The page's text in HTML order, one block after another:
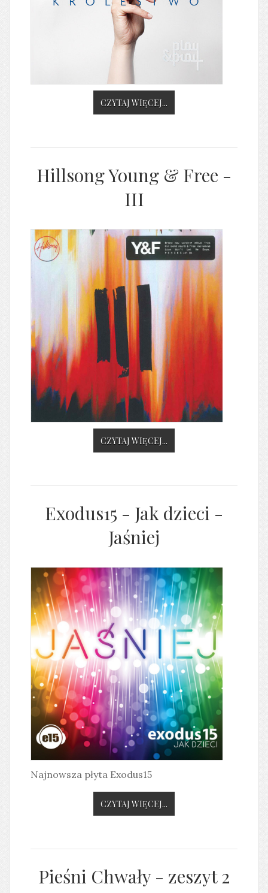
CZYTAJ WIĘCEJ...
Hillsong Young & Free -
III
CZYTAJ WIĘCEJ...
Exodus15 - Jak dzieci -
Jaśniej
Najnowsza płyta Exodus15
CZYTAJ WIĘCEJ...
Pieśni Chwały - zeszyt 2